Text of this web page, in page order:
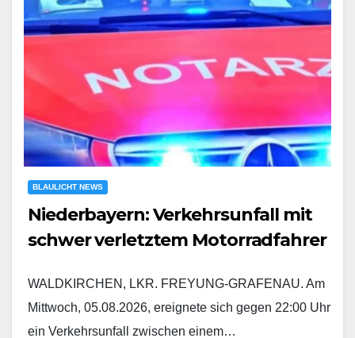
BLAULICHT NEWS
Niederbayern: Verkehrsunfall mit
schwer verletztem Motorradfahrer
WALDKIRCHEN, LKR. FREYUNG-GRAFENAU. Am
Mittwoch, 05.08.2026, ereignete sich gegen 22:00 Uhr
ein Verkehrsunfall zwischen einem…